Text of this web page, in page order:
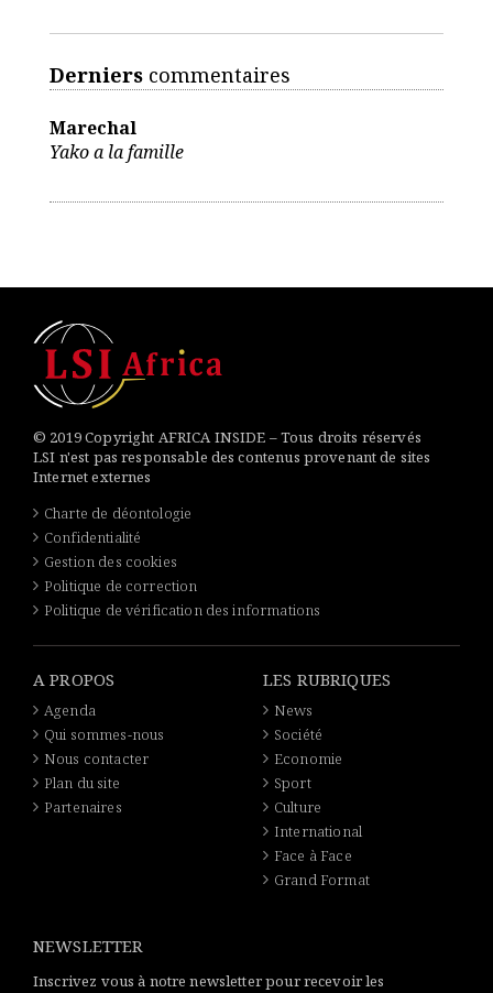
Derniers commentaires
Marechal
Yako a la famille
© 2019 Copyright AFRICA INSIDE – Tous droits réservés
LSI n'est pas responsable des contenus provenant de sites
Internet externes
Charte de déontologie
Confidentialité
Gestion des cookies
Politique de correction
Politique de vérification des informations
A PROPOS
Agenda
Qui sommes-nous
Nous contacter
Plan du site
Partenaires
LES RUBRIQUES
News
Société
Economie
Sport
Culture
International
Face à Face
Grand Format
NEWSLETTER
Inscrivez vous à notre newsletter pour recevoir les